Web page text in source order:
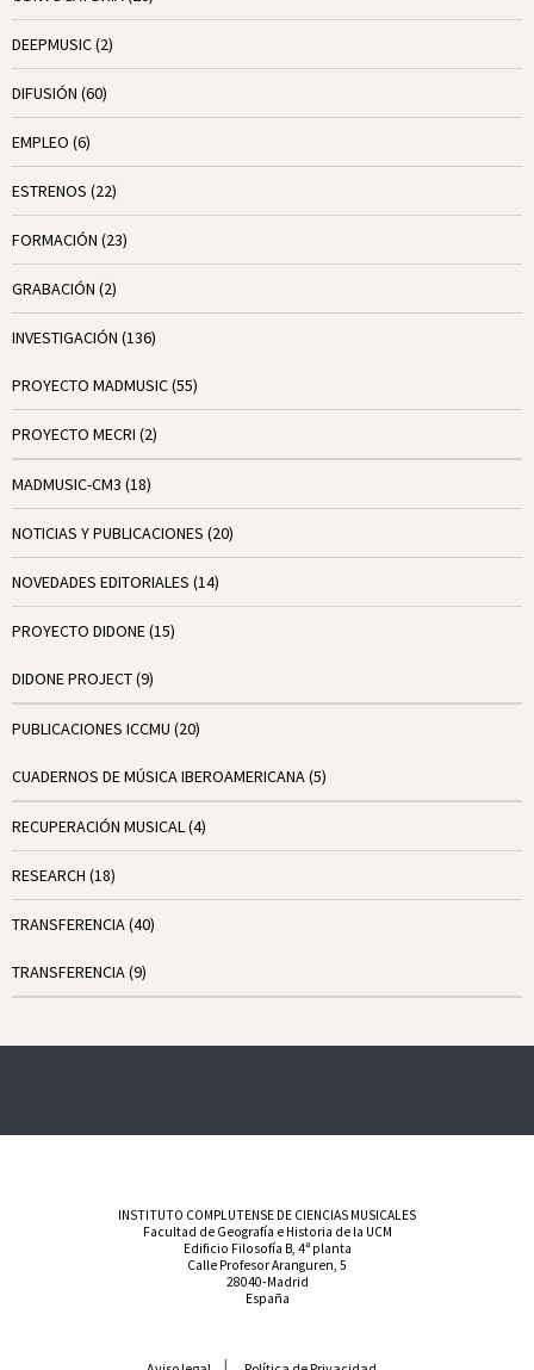
DEEPMUSIC(2)
DIFUSIÓN (60)
EMPLEO (6)
ESTRENOS (22)
FORMACIÓN (23)
GRABACIÓN (2)
INVESTIGACIÓN (136)
PROYECTO MADMUSIC(55)
PROYECTO MECRI (2)
MADMUSIC-CM3 (18)
NOTICIAS Y PUBLICACIONES (20)
NOVEDADES EDITORIALES (14)
PROYECTO DIDONE(15)
DIDONE PROJECT(9)
PUBLICACIONES ICCMU (20)
CUADERNOS DE MÚSICA IBEROAMERICANA(5)
RECUPERACIÓN MUSICAL(4)
RESEARCH (18)
TRANSFERENCIA(40)
TRANSFERENCIA(9)
INSTITUTO COMPLUTENSE DE CIENCIAS MUSICALES
Facultad de Geografía e Historia de la UCM
Edificio Filosofía B, 4ª planta
Calle Profesor Aranguren, 5
28040-Madrid
España